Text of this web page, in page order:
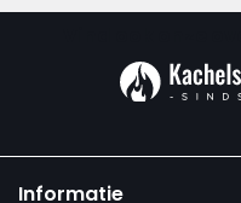
Informatie